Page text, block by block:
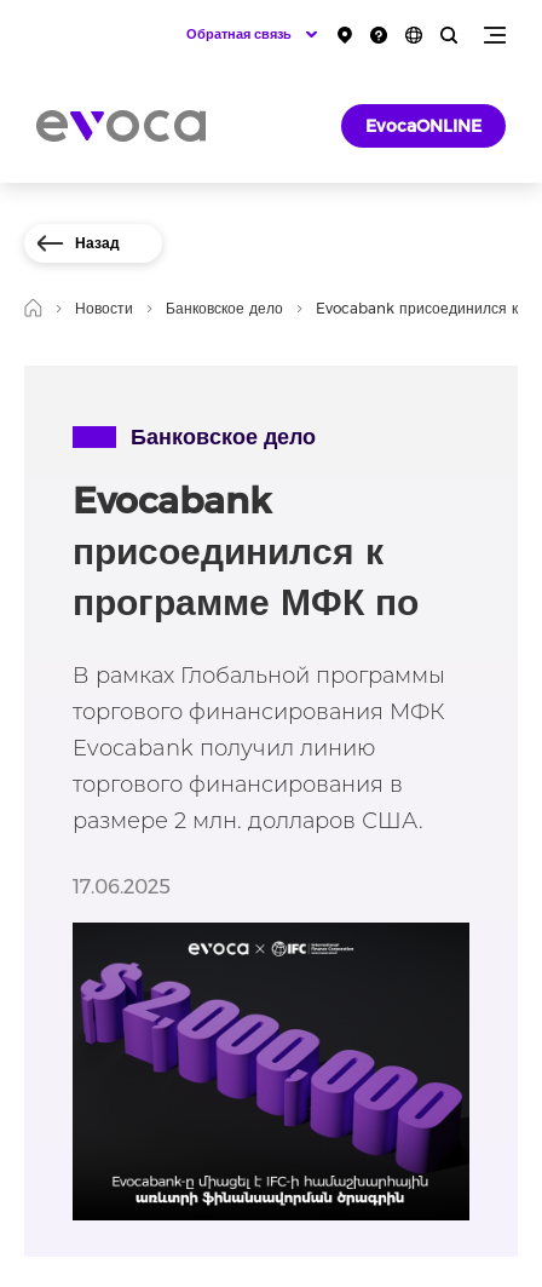
Обратная связь
EvocaONLINE
Назад
Новости Банковское дело Evocabank присоединился к
Банковское дело
Evocabank
присоединился к
программе МФК по
финансирования
В рамках Глобальной программы
торгового финансирования МФК
Evocabank получил линию
торгового финансирования в
размере 2 млн. долларов США.
17.06.2025